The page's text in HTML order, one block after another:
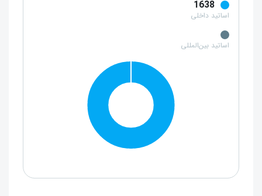
1638
اساتید داخلی
اساتید بین‌المللی